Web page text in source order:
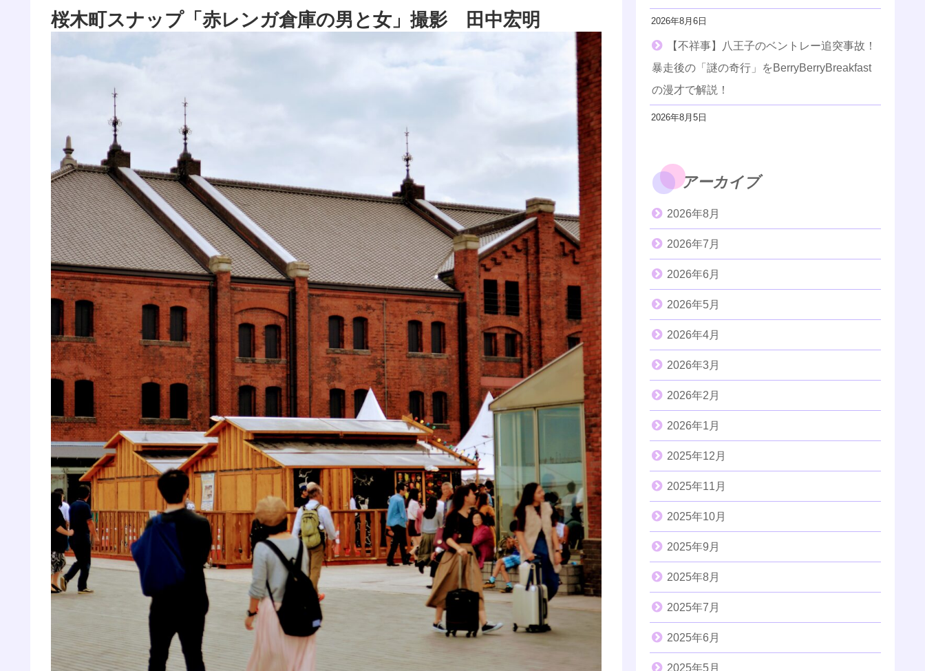
桜木町スナップ「赤レンガ倉庫の男と女」撮影 田中宏明 2026年8月6日
【不祥事】八王子のベントレー追突事故！
暴走後の「謎の奇行」をBerryBerryBreakfast
の漫才で解説！
2026年8月5日
アーカイブ
2026年8月
2026年7月
2026年6月
2026年5月
2026年4月
2026年3月
2026年2月
2026年1月
2025年12月
2025年11月
2025年10月
2025年9月
2025年8月
2025年7月
2025年6月
2025年5月